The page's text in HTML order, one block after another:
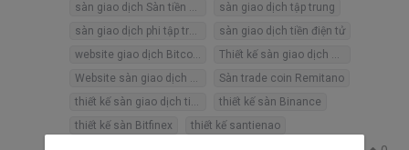
sàn giao dịch Sàn tiền ảo (santienao)
sàn giao dịch tập trung
sàn giao dịch phi tập trung
sàn giao dịch tiền điện tử
website giao dịch Bitcoin
Thiết kế sàn giao dịch Remitano
Website sàn giao dịch Remitano
Sàn trade coin Remitano
thiết kế sàn giao dịch tiền ảo
thiết kế sàn Binance
thiết kế sàn Bitfinex
thiết kế santienao